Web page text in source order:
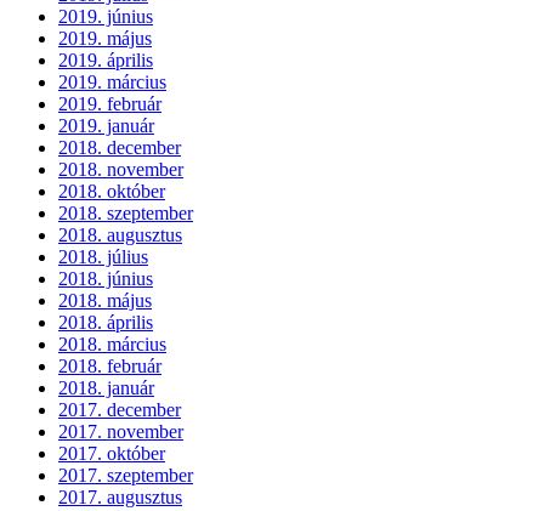
2019. június
2019. május
2019. április
2019. március
2019. február
2019. január
2018. december
2018. november
2018. október
2018. szeptember
2018. augusztus
2018. július
2018. június
2018. május
2018. április
2018. március
2018. február
2018. január
2017. december
2017. november
2017. október
2017. szeptember
2017. augusztus